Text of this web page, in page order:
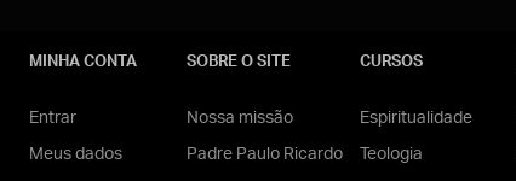
MINHA CONTA
Entrar
Meus dados
SOBRE O SITE
Nossa missão
Padre Paulo Ricardo
CURSOS
Espiritualidade
Teologia